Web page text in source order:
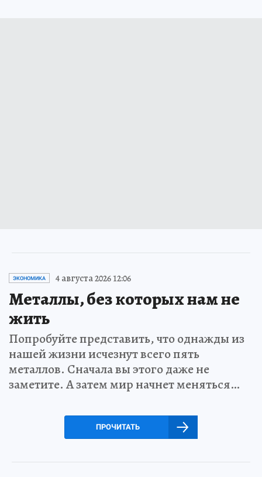
ЭКОНОМИКА 4 августа 2026 12:06
Металлы, без которых нам не
жить
Попробуйте представить, что однажды из
нашей жизни исчезнут всего пять
металлов. Сначала вы этого даже не
заметите. А затем мир начнет меняться…
ПРОЧИТАТЬ